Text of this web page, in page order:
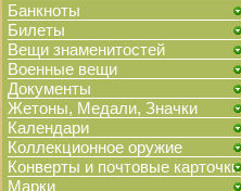
Банкноты
Билеты
Вещи знаменитостей
Военные вещи
Документы
Жетоны, Медали, Значки
Календари
Коллекционное оружие
Конверты и почтовые карточки
Марки